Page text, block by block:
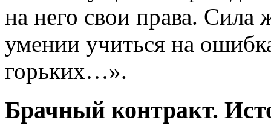
на него свои права.
умении учиться на
горьких…».
Брачный контракт.